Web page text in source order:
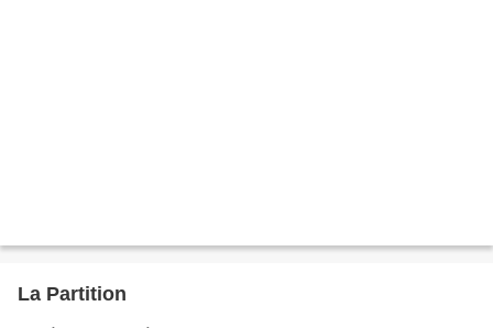
La Partition